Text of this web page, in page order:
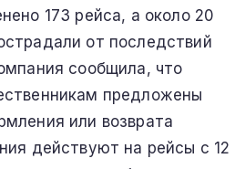
173 рейса, а около 20
от последствий
сообщила, что
предложены
или возврата
действуют на рейсы с 12